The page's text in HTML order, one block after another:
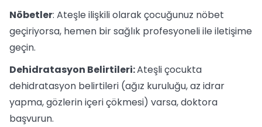
Nöbetler: Ateşle ilişkili olarak çocuğunuz nöbet
geçiriyorsa, hemen bir sağlık profesyoneli ile iletişime
geçin.
Dehidratasyon Belirtileri:Ateşli çocukta
dehidratasyon belirtileri (ağız kuruluğu, az idrar
yapma, gözlerin içeri çökmesi) varsa, doktora
başvurun.